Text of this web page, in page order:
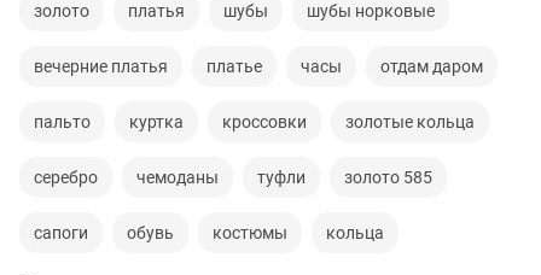
золото платья шубы шубы норковые
вечерние платья платье часы отдам даром
пальто куртка кроссовки золотые кольца
серебро чемоданы туфли золото 585
сапоги обувь костюмы кольца